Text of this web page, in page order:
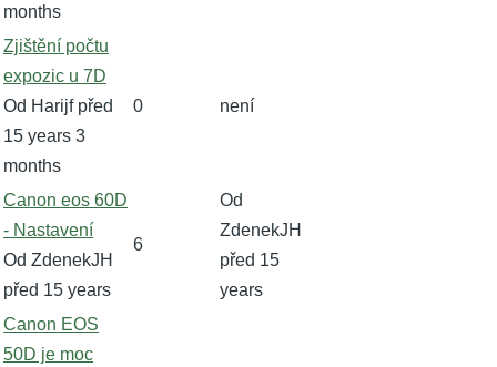
months
Normální
téma
Zjištění počtu
expozic u 7D
Od Harijfpřed
15 years 3
months
0 není
Normální
téma
Canon eos 60D
- Nastavení
Od ZdenekJH
před 15 years
6
Od
ZdenekJH
před 15
years
Normální
téma
Canon EOS
50D je moc